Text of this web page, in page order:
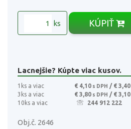
ks KÚPIŤ
Lacnejšie? Kúpte viac kusov.
1ks a viac € 4,10 s DPH / € 3,40
3ks a viac
€ 3,80 s DPH / € 3,10
10ks a viac
244 912 222
Obj.č. 2646